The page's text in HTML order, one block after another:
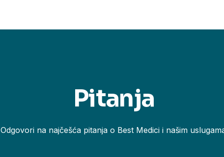
Pitanja
Odgovori na najčešća pitanja o Best Medici i našim